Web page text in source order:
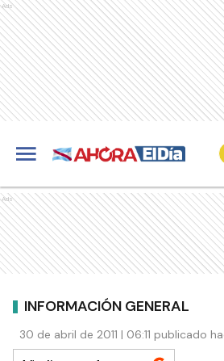
Ads
Ads
INFORMACIÓN GENERAL
30 de abril de 2011 | 06:11 publicado